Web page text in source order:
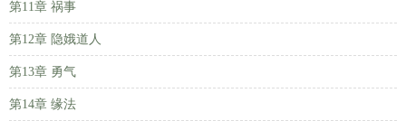
第11章 祸事
第12章 隐娥道人
第13章 勇气
第14章 缘法